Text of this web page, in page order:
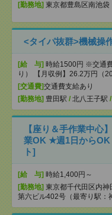
[勤務地] 東京都豊島区南池袋
<タイパ抜群>機械操
[給 与] 時給1500円 ※交通
り） 【月収例】26.2万円（
[交通費]交通費支給あり
[勤務地] 豊田駅 / 北八王子駅 /
【座り＆手作業中心
業OK ★週1日から
ト]
[給 与] 時給1,400円～
[勤務地] 東京都千代田区内
第六ビル402号（最寄り駅：